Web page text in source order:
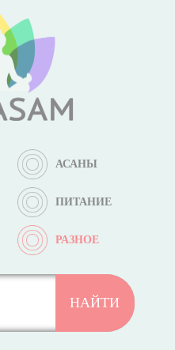
АСАНЫ
ПИТАНИЕ
РАЗНОЕ